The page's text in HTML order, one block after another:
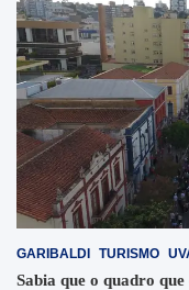
GARIBALDI TURISMO
Sabia que o quadro